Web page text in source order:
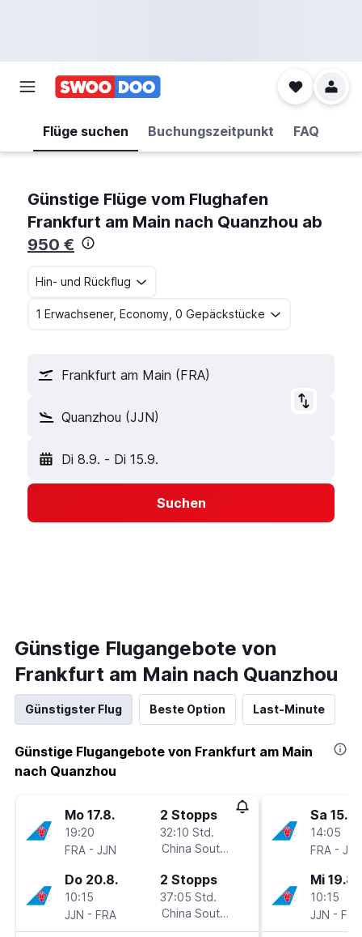
Flüge suchen Buchungszeitpunkt FAQ
Günstige Flüge vom Flughafen
Frankfurt am Main nach Quanzhou ab
950 €
Hin- und Rückflug
1 Erwachsener, Economy, 0 Gepäckstücke
Frankfurt am Main (FRA)
Quanzhou (JJN)
Di 8.9. - Di 15.9.
Suchen
Günstige Flugangebote von
Frankfurt am Main nach Quanzhou
Günstigster Flug Beste Option Last-Minute
Günstige Flugangebote von Frankfurt am Main
nach Quanzhou
Mo 17.8.
19:20
FRA - JJN
2 Stopps
32:10 Std.
China Southern
Do 20.8.
10:15
JJN - FRA
2 Stopps
37:05 Std.
China Southern
Sa 15.8.
14:05
FRA - JJN
Mi 19.8.
10:15
JJN - FRA